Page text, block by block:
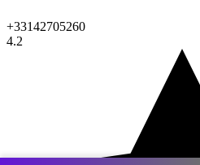
+33142705260
4.2